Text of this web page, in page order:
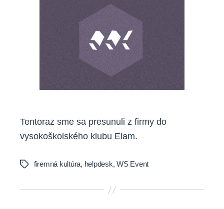
mailové
novinky,
identitu
helpdesku
Tentoraz sme sa presunuli z firmy do
vysokoškolského klubu Elam.
Tagsfiremná kultúra, helpdesk,WS Event